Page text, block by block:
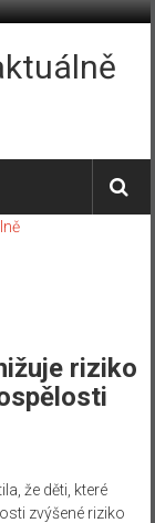
riziko
že děti, které
zvýšené riziko